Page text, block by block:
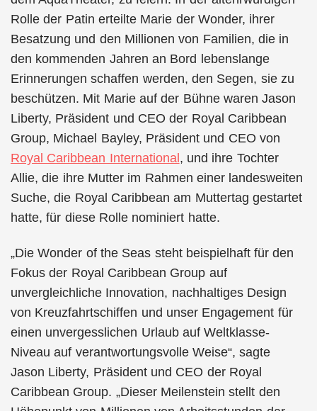
Rolle der Patin erteilte Marie der Wonder, ihrer
Besatzung und den Millionen von Familien, die in
den kommenden Jahren an Bord lebenslange
Erinnerungen schaffen werden, den Segen, sie zu
beschützen. Mit Marie auf der Bühne waren Jason
Liberty, Präsident und CEO der Royal Caribbean
Group, Michael Bayley, Präsident und CEO von
Royal Caribbean International, und ihre Tochter
Allie, die ihre Mutter im Rahmen einer landesweiten
Suche, die Royal Caribbean am Muttertag gestartet
hatte, für diese Rolle nominiert hatte.
„Die Wonder of the Seas steht beispielhaft für den
Fokus der Royal Caribbean Group auf
unvergleichliche Innovation, nachhaltiges Design
von Kreuzfahrtschiffen und unser Engagement für
einen unvergesslichen Urlaub auf Weltklasse-
Niveau auf verantwortungsvolle Weise“, sagte
Jason Liberty, Präsident und CEO der Royal
Caribbean Group. „Dieser Meilenstein stellt den